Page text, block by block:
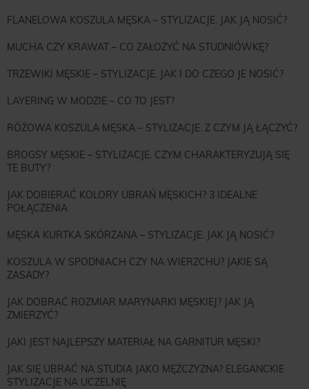
FLANELOWA KOSZULA MĘSKA – STYLIZACJE. JAK JĄ NOSIĆ?
MUCHA CZY KRAWAT – CO ZAŁOŻYĆ NA STUDNIÓWKĘ?
TRZEWIKI MĘSKIE – STYLIZACJE. JAK I DO CZEGO JE NOSIĆ?
LAYERING W MODZIE – CO TO JEST?
RÓŻOWA KOSZULA MĘSKA – STYLIZACJE. Z CZYM JĄ ŁĄCZYĆ?
BROGSY MĘSKIE – STYLIZACJE. CZYM CHARAKTERYZUJĄ SIĘ
TE BUTY?
JAK DOBIERAĆ KOLORY UBRAŃ MĘSKICH? 3 IDEALNE
POŁĄCZENIA
MĘSKA KURTKA SKÓRZANA – STYLIZACJE. JAK JĄ NOSIĆ?
KOSZULA W SPODNIACH CZY NA WIERZCHU? JAKIE SĄ
ZASADY?
JAK DOBRAĆ ROZMIAR MARYNARKI MĘSKIEJ? JAK JĄ
ZMIERZYĆ?
JAKI JEST NAJLEPSZY MATERIAŁ NA GARNITUR MĘSKI?
JAK SIĘ UBRAĆ NA STUDIA JAKO MĘŻCZYZNA? ELEGANCKIE
STYLIZACJE NA UCZELNIĘ